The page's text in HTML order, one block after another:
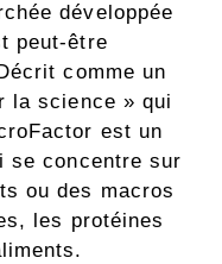
développée
peut-être
comme un
la science » qui
est un
se concentre sur
ou des macros
les protéines